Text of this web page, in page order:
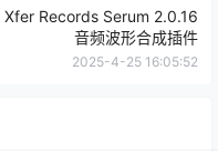
Xfer Records Serum 2.0.16
音频波形合成插件
2025-4-25 16:05:52